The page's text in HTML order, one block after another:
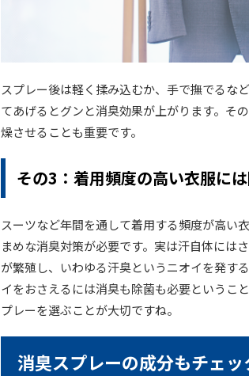
スプレー後は軽く揉み込むか、手で撫でるな
てあげるとグンと消臭効果が上がります。そ
燥させることも重要です。
その3：着用頻度の高い衣服に
スーツなど年間を通して着用する頻度が高い
まめな消臭対策が必要です。実は汗自体には
が繁殖し、いわゆる汗臭というニオイを発す
イをおさえるには消臭も除菌も必要というこ
プレーを選ぶことが大切ですね。
消臭スプレーの成分もチェッ